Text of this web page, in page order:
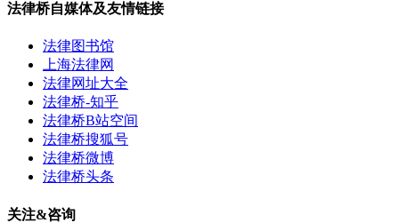
法律桥自媒体及友情链接
法律图书馆
上海法律网
法律网址大全
法律桥-知乎
法律桥B站空间
法律桥搜狐号
法律桥微博
法律桥头条
关注&咨询